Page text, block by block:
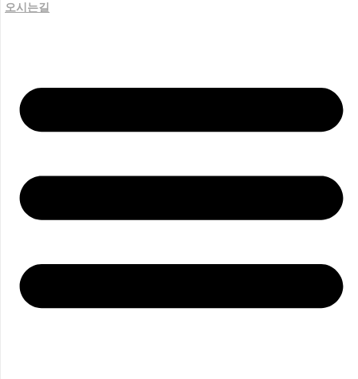
오시는길